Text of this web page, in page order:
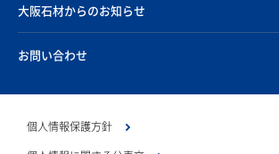
大阪石材からのお知らせ
お問い合わせ
個人情報保護方針